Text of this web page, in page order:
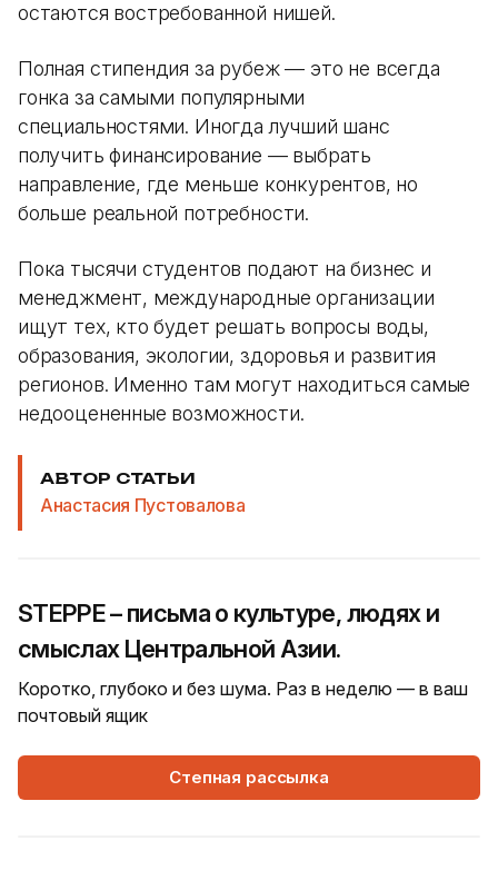
остаются востребованной нишей.
Полная стипендия за рубеж — это не всегда
гонка за самыми популярными
специальностями. Иногда лучший шанс
получить финансирование — выбрать
направление, где меньше конкурентов, но
больше реальной потребности.
Пока тысячи студентов подают на бизнес и
менеджмент, международные организации
ищут тех, кто будет решать вопросы воды,
образования, экологии, здоровья и развития
регионов. Именно там могут находиться самые
недооцененные возможности.
АВТОР СТАТЬИ
Анастасия Пустовалова
STEPPE – письма о культуре, людях и
смыслах Центральной Азии.
Коротко, глубоко и без шума. Раз в неделю — в ваш
почтовый ящик
Степная рассылка